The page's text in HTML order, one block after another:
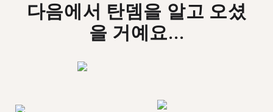
다음에서 탄뎀을 알고 오셨
을 거예요...